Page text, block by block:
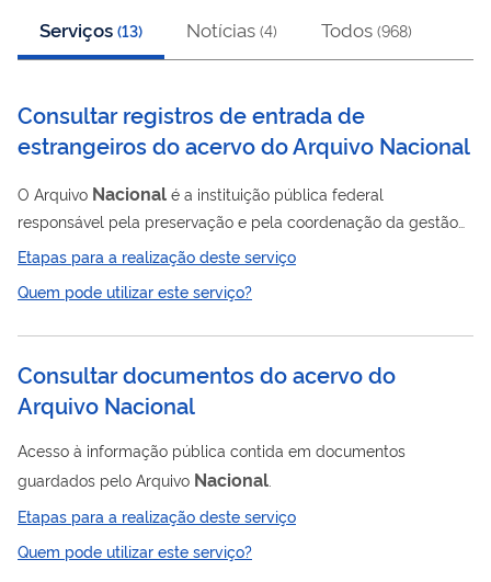
Serviços (13) Notícias (4) Todos (968)
Consultar registros de entrada de
estrangeiros do acervo do Arquivo Nacional
O Arquivo Nacional é a instituição pública federal
responsável pela preservação e pela coordenação da gestão
de documentos do Poder Executivo Federal. Entre os milhões
de documentos preservados pela instituição em sua sede, no
Rio de Janeiro, e em sua regional, em Brasília, estão inúmeros
muito consultados por cidadãos brasileiros a fim de solicitar
dupla cidadania, após comprovação de...
Etapas para a realização deste serviço
Quem pode utilizar este serviço?
Consultar documentos do acervo do
Arquivo Nacional
Acesso à informação pública contida em documentos
guardados pelo Arquivo Nacional
Etapas para a realização deste serviço
Quem pode utilizar este serviço?